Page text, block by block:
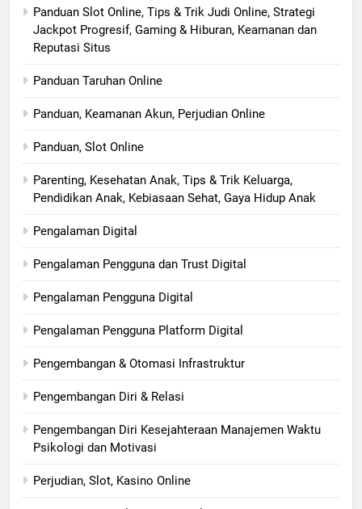
Panduan Slot Online, Tips & Trik Judi Online, Strategi
Jackpot Progresif, Gaming & Hiburan, Keamanan dan
Reputasi Situs
Panduan Taruhan Online
Panduan, Keamanan Akun, Perjudian Online
Panduan, Slot Online
Parenting, Kesehatan Anak, Tips & Trik Keluarga,
Pendidikan Anak, Kebiasaan Sehat, Gaya Hidup Anak
Pengalaman Digital
Pengalaman Pengguna dan Trust Digital
Pengalaman Pengguna Digital
Pengalaman Pengguna Platform Digital
Pengembangan & Otomasi Infrastruktur
Pengembangan Diri & Relasi
Pengembangan Diri Kesejahteraan Manajemen Waktu
Psikologi dan Motivasi
Perjudian, Slot, Kasino Online